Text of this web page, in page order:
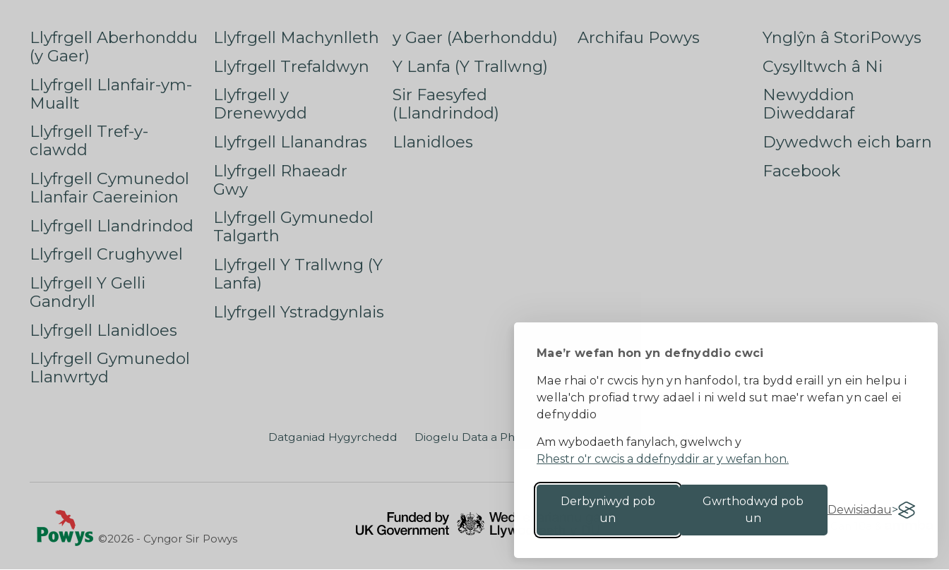
Mae’r wefan hon yn defnyddio cwci
Mae rhai o'r cwcis hyn yn hanfodol, tra bydd eraill yn ein helpu i
wella'ch profiad trwy adael i ni weld sut mae'r wefan yn cael ei
defnyddio
Am wybodaeth fanylach, gwelwch y
Rhestr o'r cwcis a ddefnyddir ar y wefan hon.
Derbyniwyd pob
un
Gwrthodwyd pob
un
Dewisiadau
Llyfrgell Aberhonddu
(y Gaer)
Llyfrgell Llanfair-ym-
Muallt
Llyfrgell Tref-y-
clawdd
Llyfrgell Cymunedol
Llanfair Caereinion
Llyfrgell Llandrindod
Llyfrgell Crughywel
Llyfrgell Y Gelli
Gandryll
Llyfrgell Llanidloes
Llyfrgell Gymunedol
Llanwrtyd
Llyfrgell Machynlleth
Llyfrgell Trefaldwyn
Llyfrgell y
Drenewydd
Llyfrgell Llanandras
Llyfrgell Rhaeadr
Gwy
Llyfrgell Gymunedol
Talgarth
Llyfrgell Y Trallwng (Y
Lanfa)
Llyfrgell Ystradgynlais
y Gaer (Aberhonddu)
Y Lanfa (Y Trallwng)
Sir Faesyfed
(Llandrindod)
Llanidloes
Archifau Powys
Ynglŷn â StoriPowys
Cysylltwch â Ni
Newyddion
Diweddaraf
Dywedwch eich barn
Facebook
Datganiad Hygyrchedd Diogelu Data a Phreifatrwydd Telerau ac amodau
©2026 - Cyngor Sir Powys